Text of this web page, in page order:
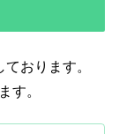
ております。
す。